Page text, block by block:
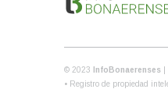
© 2023 InfoBonaerenses
• Registro de propiedad